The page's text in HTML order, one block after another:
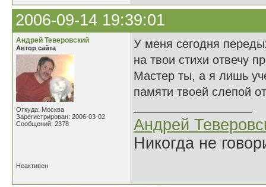
2006-09-14 19:39:01
Андрей Теверовский
Автор сайта
Откуда: Москва
Зарегистрирован: 2006-03-02
Сообщений: 2378
У меня сегодня
на твои стихи отвечу
Мастер ты, а я лишь
памяти твоей слепой
Андрей
Никогда не
Неактивен